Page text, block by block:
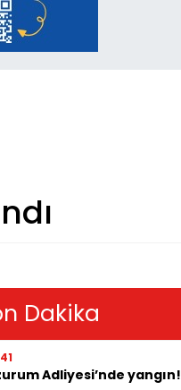
Dakika
Adliyesi’nde yangın!